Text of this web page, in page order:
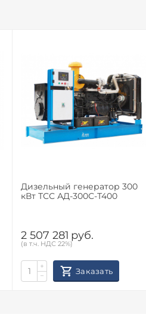
Дизельный генератор 300
кВт ТСС АД-300С-Т400
2 507 281 руб.
(в т.ч. НДС 22%)
+
−
Заказать